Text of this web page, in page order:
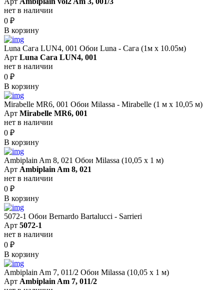
нет в наличии
0 ₽
В корзину
Luna Сага LUN4, 001 Обои Luna - Сага (1м х 10.05м)
Арт Luna Сага LUN4, 001
нет в наличии
0 ₽
В корзину
Mirabelle MR6, 001 Обои Milassa - Mirabelle (1 м х 10,05 м)
Арт Mirabelle MR6, 001
нет в наличии
0 ₽
В корзину
Ambiplain Am 8, 021 Обои Milassa (10,05 х 1 м)
Арт Ambiplain Am 8, 021
нет в наличии
0 ₽
В корзину
5072-1 Обои Bernardo Bartalucci - Sarrieri
Арт 5072-1
нет в наличии
0 ₽
В корзину
Ambiplain Am 7, 011/2 Обои Milassa (10,05 х 1 м)
Арт Ambiplain Am 7, 011/2